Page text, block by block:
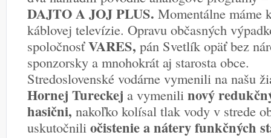
DAJTO A JOJ PLUS. Momentálne máme
káblovej televízie. Opravu občasných
spoločnosťVARES, pán Svetlík opäť bez
sponzorsky a mnohokrát aj starosta obce.
Stredoslovenské vodárne vymenili na našu
Hornej Tureckej a vymenili nový
hasični, nakoľko kolísal tlak vody v strede
uskutočnili očistenie a nátery funkčných